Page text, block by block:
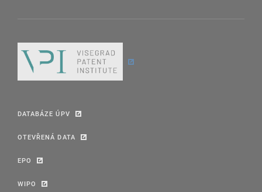
DATABÁZE ÚPV
OTEVŘENÁ DATA
EPO
WIPO